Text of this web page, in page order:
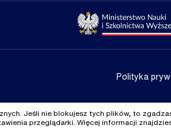
Strona
Polityka
Jeśli nie blokujesz tych plików, to
przeglądarki. Więcej informacji